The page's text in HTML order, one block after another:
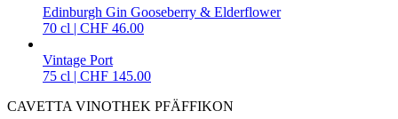
Edinburgh Gin Gooseberry & Elderflower
70 cl | CHF 46.00
Vintage Port
75 cl | CHF 145.00
CAVETTA VINOTHEK PFÄFFIKON